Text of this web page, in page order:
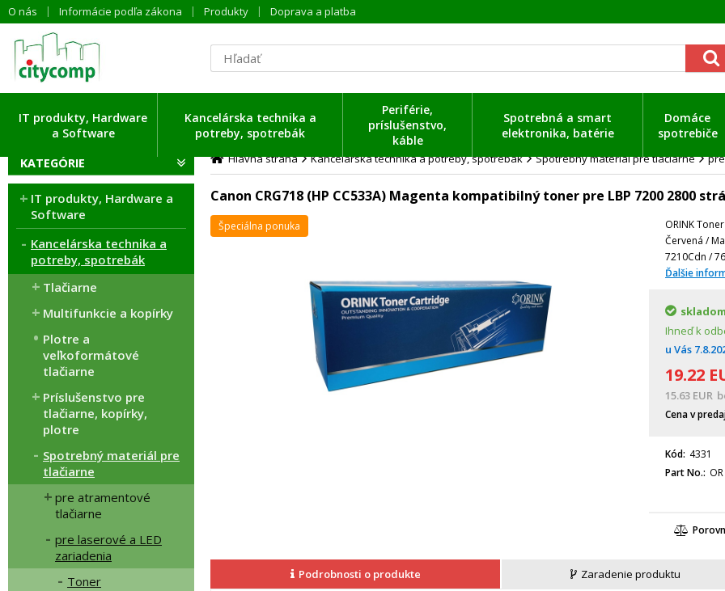
O nás Informácie podľa zákona Produkty Doprava a platba
IT produkty, Hardware
a Software
Kancelárska technika a
potreby, spotrebák
Periférie,
príslušenstvo,
káble
Spotrebná a smart
elektronika, batérie
Domáce
spotrebiče
KATEGÓRIE
IT produkty, Hardware a
Software
Kancelárska technika a
potreby, spotrebák
Tlačiarne
Multifunkcie a kopírky
Plotre a
veľkoformátové
tlačiarne
Príslušenstvo pre
tlačiarne, kopírky,
plotre
Spotrebný materiál pre
tlačiarne
pre atramentové
tlačiarne
pre laserové a LED
zariadenia
Toner
Hlavná strana Kancelárska technika a potreby, spotrebák Spotrebný materiál pre tlačiarne
Canon CRG718 (HP CC533A) Magenta kompatibilný toner pre LBP 7200 2800
Špeciálna ponuka
ORINK
Červená /
7210Cdn /
Ďalšie
Ihneď k
u Vás
19.22
15.63 EUR
Cena v
Kód 4331
Part No.
Podrobnosti o produkte Zaradenie produktu